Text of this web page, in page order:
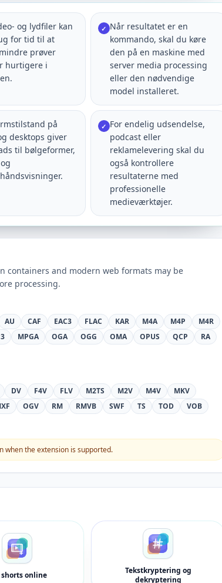
og lydfiler kan
for tid til at
prøver
hurtigere i
✓ Når resultatet er en
kommando, skal du køre
den på en maskine med
server media processing
eller den nødvendige
model installeret.
på
desktops giver
til bølgeformer,
✓ For endelig udsendelse,
podcast eller
reklamelevering skal du
også kontrollere
resultaterne med
professionelle
medieværktøjer.
containers and modern web formats may be
processing.
AU CAF EAC3 FLAC KAR M4A M4P
M4R
MPGA OGA OGG OMA OPUS QCP
RA
DV F4V FLV M2TS M2V M4V
MKV
OGV RM RMVB SWF TS TOD
VOB
when the extension is supported.
shorts online
Tekstkryptering og
dekryptering